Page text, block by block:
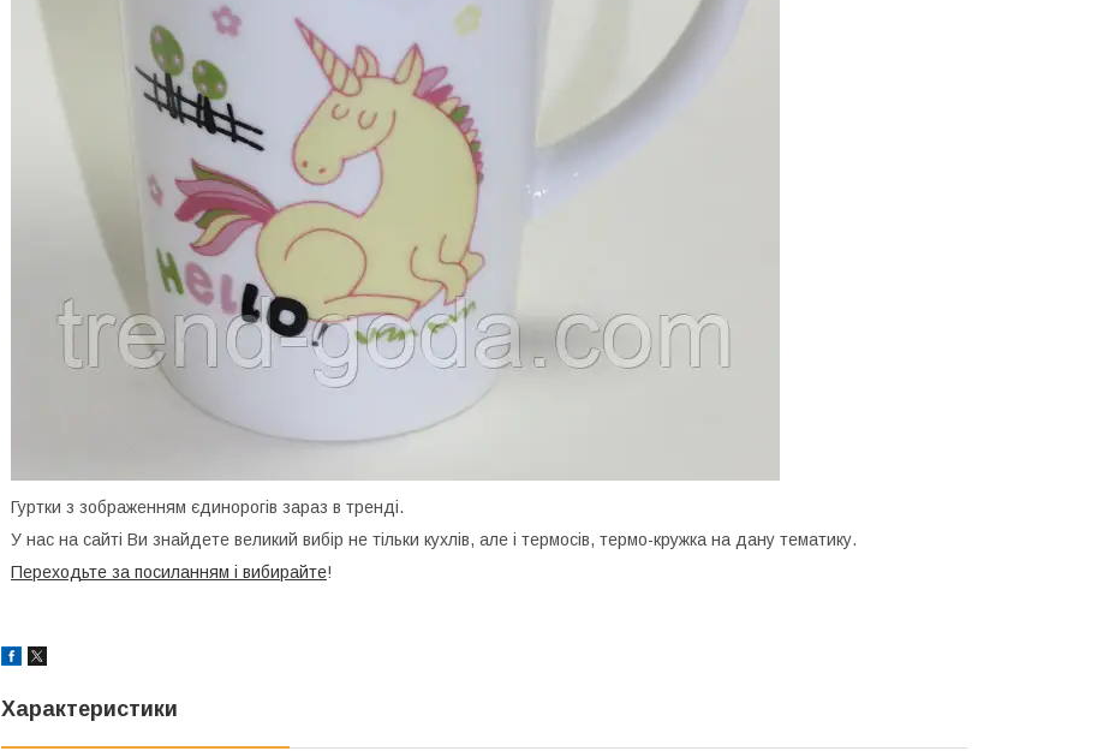
Гуртки з зображенням єдинорогів зараз в тренді.
У нас на сайті Ви знайдете великий вибір не тільки кухлів, але і термосів, термо-кружка на дану тематику.
Переходьте за посиланням і вибирайте!
Характеристики